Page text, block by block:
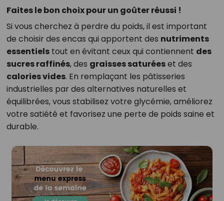
Faites le bon choix pour un goûter réussi !
Si vous cherchez à perdre du poids, il est important
de choisir des encas qui apportent des nutriments
essentielstout en évitant ceux qui contiennent des
sucres raffinés, des graisses saturéeset des
calories vides. En remplaçant les pâtisseries
industrielles par des alternatives naturelles et
équilibrées, vous stabilisez votre glycémie, améliorez
votre satiété et favorisez une perte de poids saine et
durable.